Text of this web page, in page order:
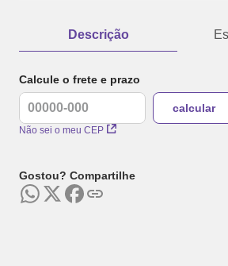
Descrição
Calcule o frete e prazo
Não sei o meu CEP
Gostou? Compartilhe